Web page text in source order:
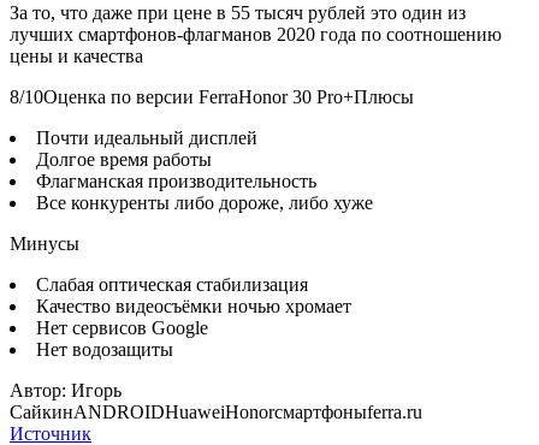
За то, что даже при цене в 55 тысяч рублей это один из
лучших смартфонов-флагманов 2020 года по соотношению
цены и качества
8/10Оценка по версии FerraHonor 30 Pro+Плюсы
Почти идеальный дисплей
Долгое время работы
Флагманская производительность
Все конкуренты либо дороже, либо хуже
Минусы
Слабая оптическая стабилизация
Качество видеосъёмки ночью хромает
Нет сервисов Google
Нет водозащиты
Автор: Игорь
СайкинANDROIDHuaweiHonorсмартфоныferra.ru
Источник